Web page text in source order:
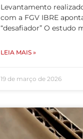
Levantamento
com a FGV IBRE
“desafiador” O estudo
LEIA MAIS »
19 de março de 2026